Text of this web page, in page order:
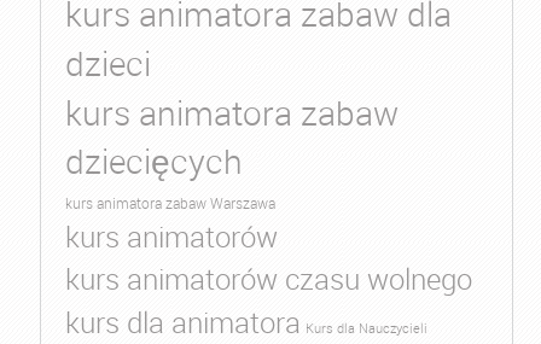
kurs animatora zabaw dla
dzieci
kurs animatora zabaw
dziecięcych
kurs animatora zabaw Warszawa
kurs animatorów
kurs animatorów czasu wolnego
kurs dla animatora Kurs dla Nauczycieli